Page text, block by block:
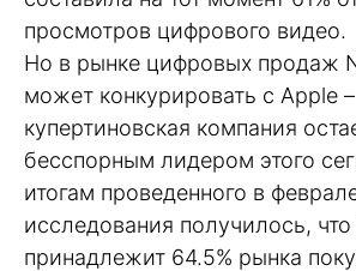
просмотров цифрового видео.
Но в рынке цифровых продаж
может конкурировать с Apple –
купертиновская компания
бесспорным лидером этого
итогам проведенного в
исследования получилось, что
принадлежит 64.5% рынка